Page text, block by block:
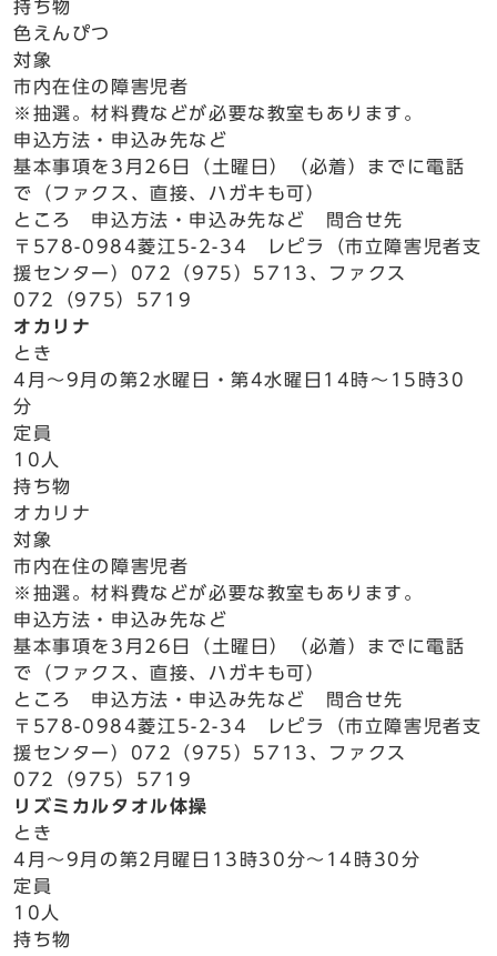
持ち物
色えんぴつ
対象
市内在住の障害児者
※抽選。材料費などが必要な教室もあります。
申込方法・申込み先など
基本事項を3月26日（土曜日）（必着）までに電話
で（ファクス、直接、ハガキも可）
ところ 申込方法・申込み先など 問合せ先
〒578-0984菱江5-2-34 レピラ（市立障害児者支
援センター）072（975）5713、ファクス
072（975）5719
オカリナ
とき
4月～9月の第2水曜日・第4水曜日14時～15時30
分
定員
10人
持ち物
オカリナ
対象
市内在住の障害児者
※抽選。材料費などが必要な教室もあります。
申込方法・申込み先など
基本事項を3月26日（土曜日）（必着）までに電話
で（ファクス、直接、ハガキも可）
ところ 申込方法・申込み先など 問合せ先
〒578-0984菱江5-2-34 レピラ（市立障害児者支
援センター）072（975）5713、ファクス
072（975）5719
リズミカルタオル体操
とき
4月～9月の第2月曜日13時30分～14時30分
定員
10人
持ち物